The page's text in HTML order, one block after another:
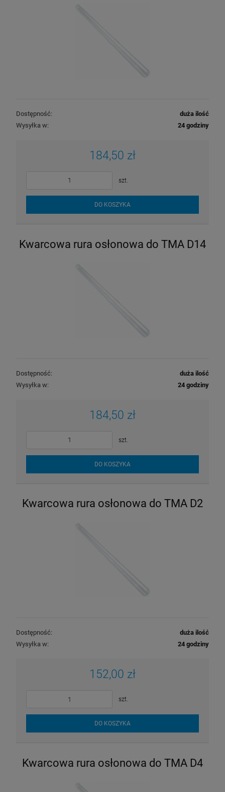
Wkład do filtra Cintropur NW 32 rękaw
13,50 zł
Dostępność:
duża ilość
Wysyłka w:
24 godziny
184,50 zł
szt.
DO KOSZYKA
Kwarcowa rura osłonowa do TMA D14
Dostępność:
duża ilość
Wysyłka w:
24 godziny
184,50 zł
szt.
DO KOSZYKA
Kwarcowa rura osłonowa do TMA D2
Dostępność:
duża ilość
Wysyłka w:
24 godziny
152,00 zł
szt.
DO KOSZYKA
Kwarcowa rura osłonowa do TMA D4